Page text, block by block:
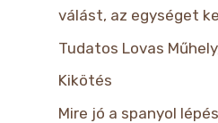
válást, az egységet
Tudatos Lovas
Kikötés
Mire jó a spanyol